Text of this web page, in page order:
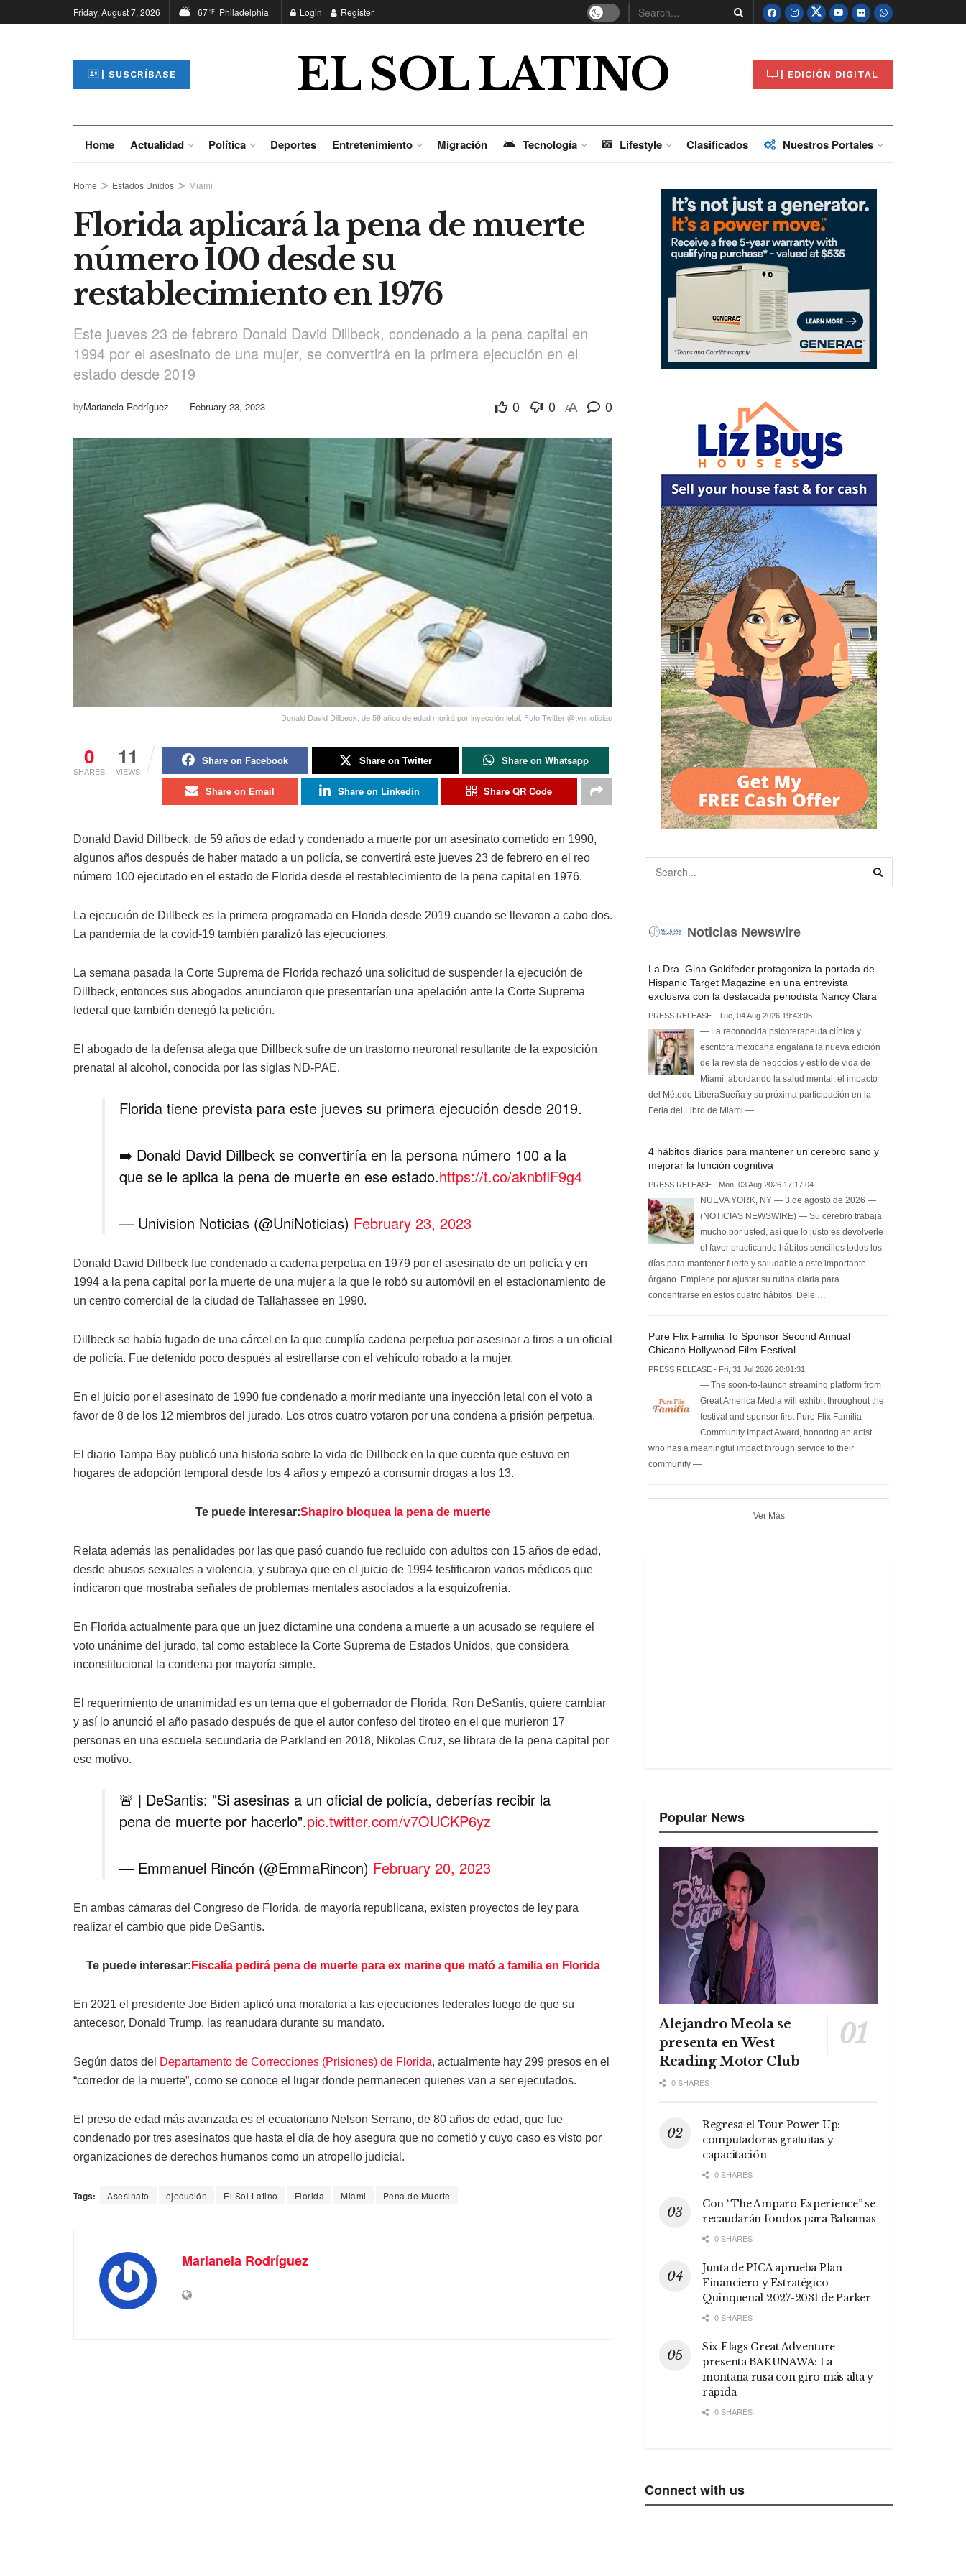
Friday, August 7, 2026 67°F Philadelphia Login Register
| SUSCRÍBASE EL SOL LATINO | EDICIÓN DIGITAL
Home Actualidad Política Deportes Entretenimiento Migración Tecnología Lifestyle Clasificados Nuestros Portales
Home Estados Unidos Miami
Florida aplicará la pena de muerte
número 100 desde su
restablecimiento en 1976
Este jueves 23 de febrero Donald David Dillbeck, condenado a la pena capital en
1994 por el asesinato de una mujer, se convertirá en la primera ejecución en el
estado desde 2019
byMarianela Rodríguez February 23, 2023 0 0 AA 0
Donald David Dillbeck, de 59 años de edad morirá por inyección letal. Foto Twitter @tvnnoticias
0
SHARES
11
VIEWS
Share on Facebook Share on Twitter Share on Whatsapp
Share on Email Share on Linkedin Share QR Code
Donald David Dillbeck, de 59 años de edad y condenado a muerte por un asesinato cometido en 1990,
algunos años después de haber matado a un policía, se convertirá este jueves 23 de febrero en el reo
número 100 ejecutado en el estado de Florida desde el restablecimiento de la pena capital en 1976.
La ejecución de Dillbeck es la primera programada en Florida desde 2019 cuando se llevaron a cabo dos.
La pandemia de la covid-19 también paralizó las ejecuciones.
La semana pasada la Corte Suprema de Florida rechazó una solicitud de suspender la ejecución de
Dillbeck, entonces sus abogados anunciaron que presentarían una apelación ante la Corte Suprema
federal que también denegó la petición.
El abogado de la defensa alega que Dillbeck sufre de un trastorno neuronal resultante de la exposición
prenatal al alcohol, conocida por las siglas ND-PAE.
Florida tiene prevista para este jueves su primera ejecución desde 2019.
➡️ Donald David Dillbeck se convertiría en la persona número 100 a la
que se le aplica la pena de muerte en ese estado.https://t.co/aknbflF9g4
— Univision Noticias (@UniNoticias) February 23, 2023
Donald David Dillbeck fue condenado a cadena perpetua en 1979 por el asesinato de un policía y en
1994 a la pena capital por la muerte de una mujer a la que le robó su automóvil en el estacionamiento de
un centro comercial de la ciudad de Tallahassee en 1990.
Dillbeck se había fugado de una cárcel en la que cumplía cadena perpetua por asesinar a tiros a un oficial
de policía. Fue detenido poco después al estrellarse con el vehículo robado a la mujer.
En el juicio por el asesinato de 1990 fue condenado a morir mediante una inyección letal con el voto a
favor de 8 de los 12 miembros del jurado. Los otros cuatro votaron por una condena a prisión perpetua.
El diario Tampa Bay publicó una historia sobre la vida de Dillbeck en la que cuenta que estuvo en
hogares de adopción temporal desde los 4 años y empezó a consumir drogas a los 13.
Te puede interesar:Shapiro bloquea la pena de muerte
Relata además las penalidades por las que pasó cuando fue recluido con adultos con 15 años de edad,
desde abusos sexuales a violencia, y subraya que en el juicio de 1994 testificaron varios médicos que
indicaron que mostraba señales de problemas mentales asociados a la esquizofrenia.
En Florida actualmente para que un juez dictamine una condena a muerte a un acusado se requiere el
voto unánime del jurado, tal como establece la Corte Suprema de Estados Unidos, que considera
inconstitucional la condena por mayoría simple.
El requerimiento de unanimidad es un tema que el gobernador de Florida, Ron DeSantis, quiere cambiar
y así lo anunció el año pasado después de que el autor confeso del tiroteo en el que murieron 17
personas en una escuela secundaria de Parkland en 2018, Nikolas Cruz, se librara de la pena capital por
ese motivo.
🚨 | DeSantis: "Si asesinas a un oficial de policía, deberías recibir la
pena de muerte por hacerlo".pic.twitter.com/v7OUCKP6yz
— Emmanuel Rincón (@EmmaRincon) February 20, 2023
En ambas cámaras del Congreso de Florida, de mayoría republicana, existen proyectos de ley para
realizar el cambio que pide DeSantis.
Te puede interesar: Fiscalía pedirá pena de muerte para ex marine que mató a familia en Florida
En 2021 el presidente Joe Biden aplicó una moratoria a las ejecuciones federales luego de que su
antecesor, Donald Trump, las reanudara durante su mandato.
Según datos del Departamento de Correcciones (Prisiones) de Florida, actualmente hay 299 presos en el
“corredor de la muerte”, como se conoce el lugar donde permanecen quienes van a ser ejecutados.
El preso de edad más avanzada es el ecuatoriano Nelson Serrano, de 80 años de edad, que fue
condenado por tres asesinatos que hasta el día de hoy asegura que no cometió y cuyo caso es visto por
organizaciones de derechos humanos como un atropello judicial.
Tags: Asesinato ejecución El Sol Latino Florida Miami Pena de Muerte
Marianela Rodríguez
Noticias Newswire
La Dra. Gina Goldfeder protagoniza la portada de
Hispanic Target Magazine en una entrevista
exclusiva con la destacada periodista Nancy Clara
PRESS RELEASE - Tue, 04 Aug 2026 19:43:05
— La reconocida psicoterapeuta clínica y
escritora mexicana engalana la nueva edición
de la revista de negocios y estilo de vida de
Miami, abordando la salud mental, el impacto
del Método LiberaSueña y su próxima participación en la
Feria del Libro de Miami —
4 hábitos diarios para mantener un cerebro sano y
mejorar la función cognitiva
PRESS RELEASE - Mon, 03 Aug 2026 17:17:04
NUEVA YORK, NY — 3 de agosto de 2026 —
(NOTICIAS NEWSWIRE) — Su cerebro trabaja
mucho por usted, así que lo justo es devolverle
el favor practicando hábitos sencillos todos los
días para mantener fuerte y saludable a este importante
órgano. Empiece por ajustar su rutina diaria para
concentrarse en estos cuatro hábitos. Dele …
Pure Flix Familia To Sponsor Second Annual
Chicano Hollywood Film Festival
PRESS RELEASE - Fri, 31 Jul 2026 20:01:31
— The soon-to-launch streaming platform from
Great America Media will exhibit throughout the
festival and sponsor first Pure Flix Familia
Community Impact Award, honoring an artist
who has a meaningful impact through service to their
community —
Ver Más
Popular News
Alejandro Meola se
presenta en West
Reading Motor Club
0 SHARES
Regresa el Tour Power Up:
computadoras gratuitas y
capacitación
0 SHARES
Con “The Amparo Experience” se
recaudarán fondos para Bahamas
0 SHARES
Junta de PICA aprueba Plan
Financiero y Estratégico
Quinquenal 2027-2031 de Parker
0 SHARES
Six Flags Great Adventure
presenta BAKUNAWA: La
montaña rusa con giro más alta y
rápida
0 SHARES
Connect with us